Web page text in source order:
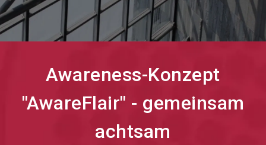
Awareness-Konzept
"AwareFlair" - gemeinsam
achtsam